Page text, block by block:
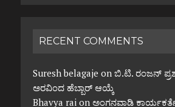
RECENT COMMENTS
Suresh belagaje on ಬಿ.ಟಿ. ರಂಜನ್
ಅರವಿಂದ ಹೆಬ್ಬಾರ್ ಆಯ್ಕೆ
Bhavya raion ಅಂಗನವಾಡಿ